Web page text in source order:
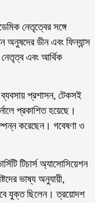
নেতৃত্বের সঙ্গে
অনুষদের ডীন এবং ফিন্যান্স
নেতৃত্ব এবং আর্থিক
ব্যবসায় প্রশাসন, টেকসই
প্রকাশিত হয়েছে।
করেছেন। গবেষণা ও
টিচার্স অ্যাসোসিয়েশন
ভাষ্য অনুযায়ী,
যুক্ত ছিলেন। ত্রয়োদশ